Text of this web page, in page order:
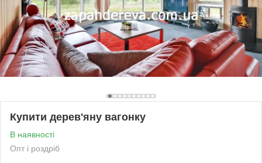
Купити дерев'яну вагонку
В наявності
Опт і роздріб